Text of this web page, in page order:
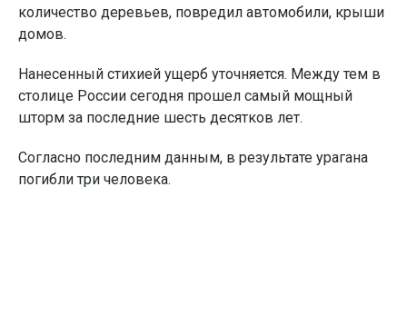
количество деревьев, повредил автомобили, крыши
домов.
Нанесенный стихией ущерб уточняется. Между тем в
столице России сегодня прошел самый мощный
шторм за последние шесть десятков лет.
Согласно последним данным, в результате урагана
погибли три человека.